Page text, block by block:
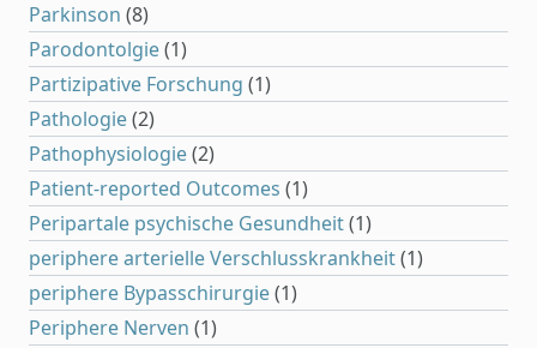
Parkinson (8)
Parodontolgie(1)
Partizipative Forschung (1)
Pathologie(2)
Pathophysiologie(2)
Patient-reported Outcomes (1)
Peripartale psychische Gesundheit(1)
periphere arterielle Verschlusskrankheit(1)
periphere Bypasschirurgie(1)
Periphere Nerven (1)